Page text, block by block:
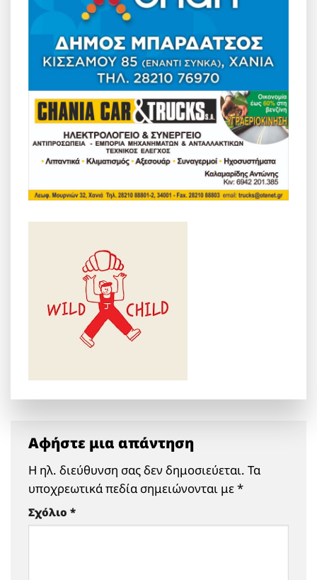
Αφήστε μια απάντηση
Η ηλ. διεύθυνση σας δεν δημοσιεύεται. Τα
υποχρεωτικά πεδία σημειώνονται με*
Σχόλιο *